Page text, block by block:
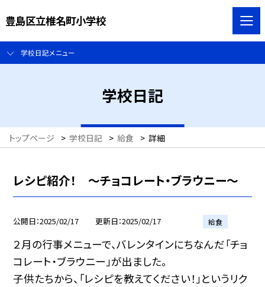
豊島区立椎名町小学校
学校日記メニュー
学校日記
トップページ > 学校日記 > 給食 > 詳細
レシピ紹介！ 〜チョコレート・ブラウニー〜
公開日 2025/02/17 更新日 2025/02/17 給食
２月の行事メニューで、バレンタインにちなんだ「チョ
コレート・ブラウニー」が出ました。
子供たちから、「レシピを教えてください！」というリク